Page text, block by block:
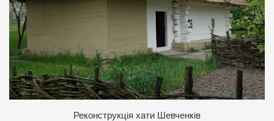
Реконструкція хати Шевченків